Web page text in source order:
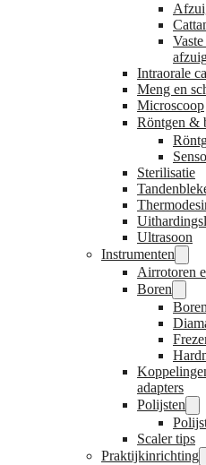
Intraorale
Meng en
Microscoop
Röntgen &
Sterilisatie
Ultrasoon
Instrumenten
Airrotoren
Boren
adapters
Polijsten
Scaler tips
Praktijkinrichting